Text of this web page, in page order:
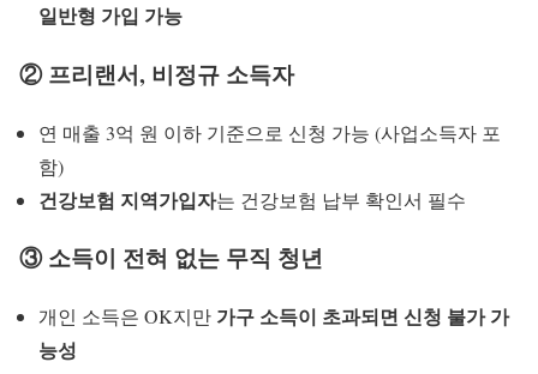
일반형 가입 가능
② 프리랜서, 비정규 소득자
연 매출 3억 원 이하 기준으로 신청 가능 (사업소득자 포
함)
건강보험 지역가입자는 건강보험 납부 확인서 필수
③ 소득이 전혀 없는 무직 청년
개인 소득은 OK지만 가구 소득이 초과되면 신청 불가 가
능성